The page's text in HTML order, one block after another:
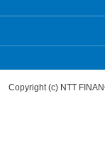
Copyright (c) NTT